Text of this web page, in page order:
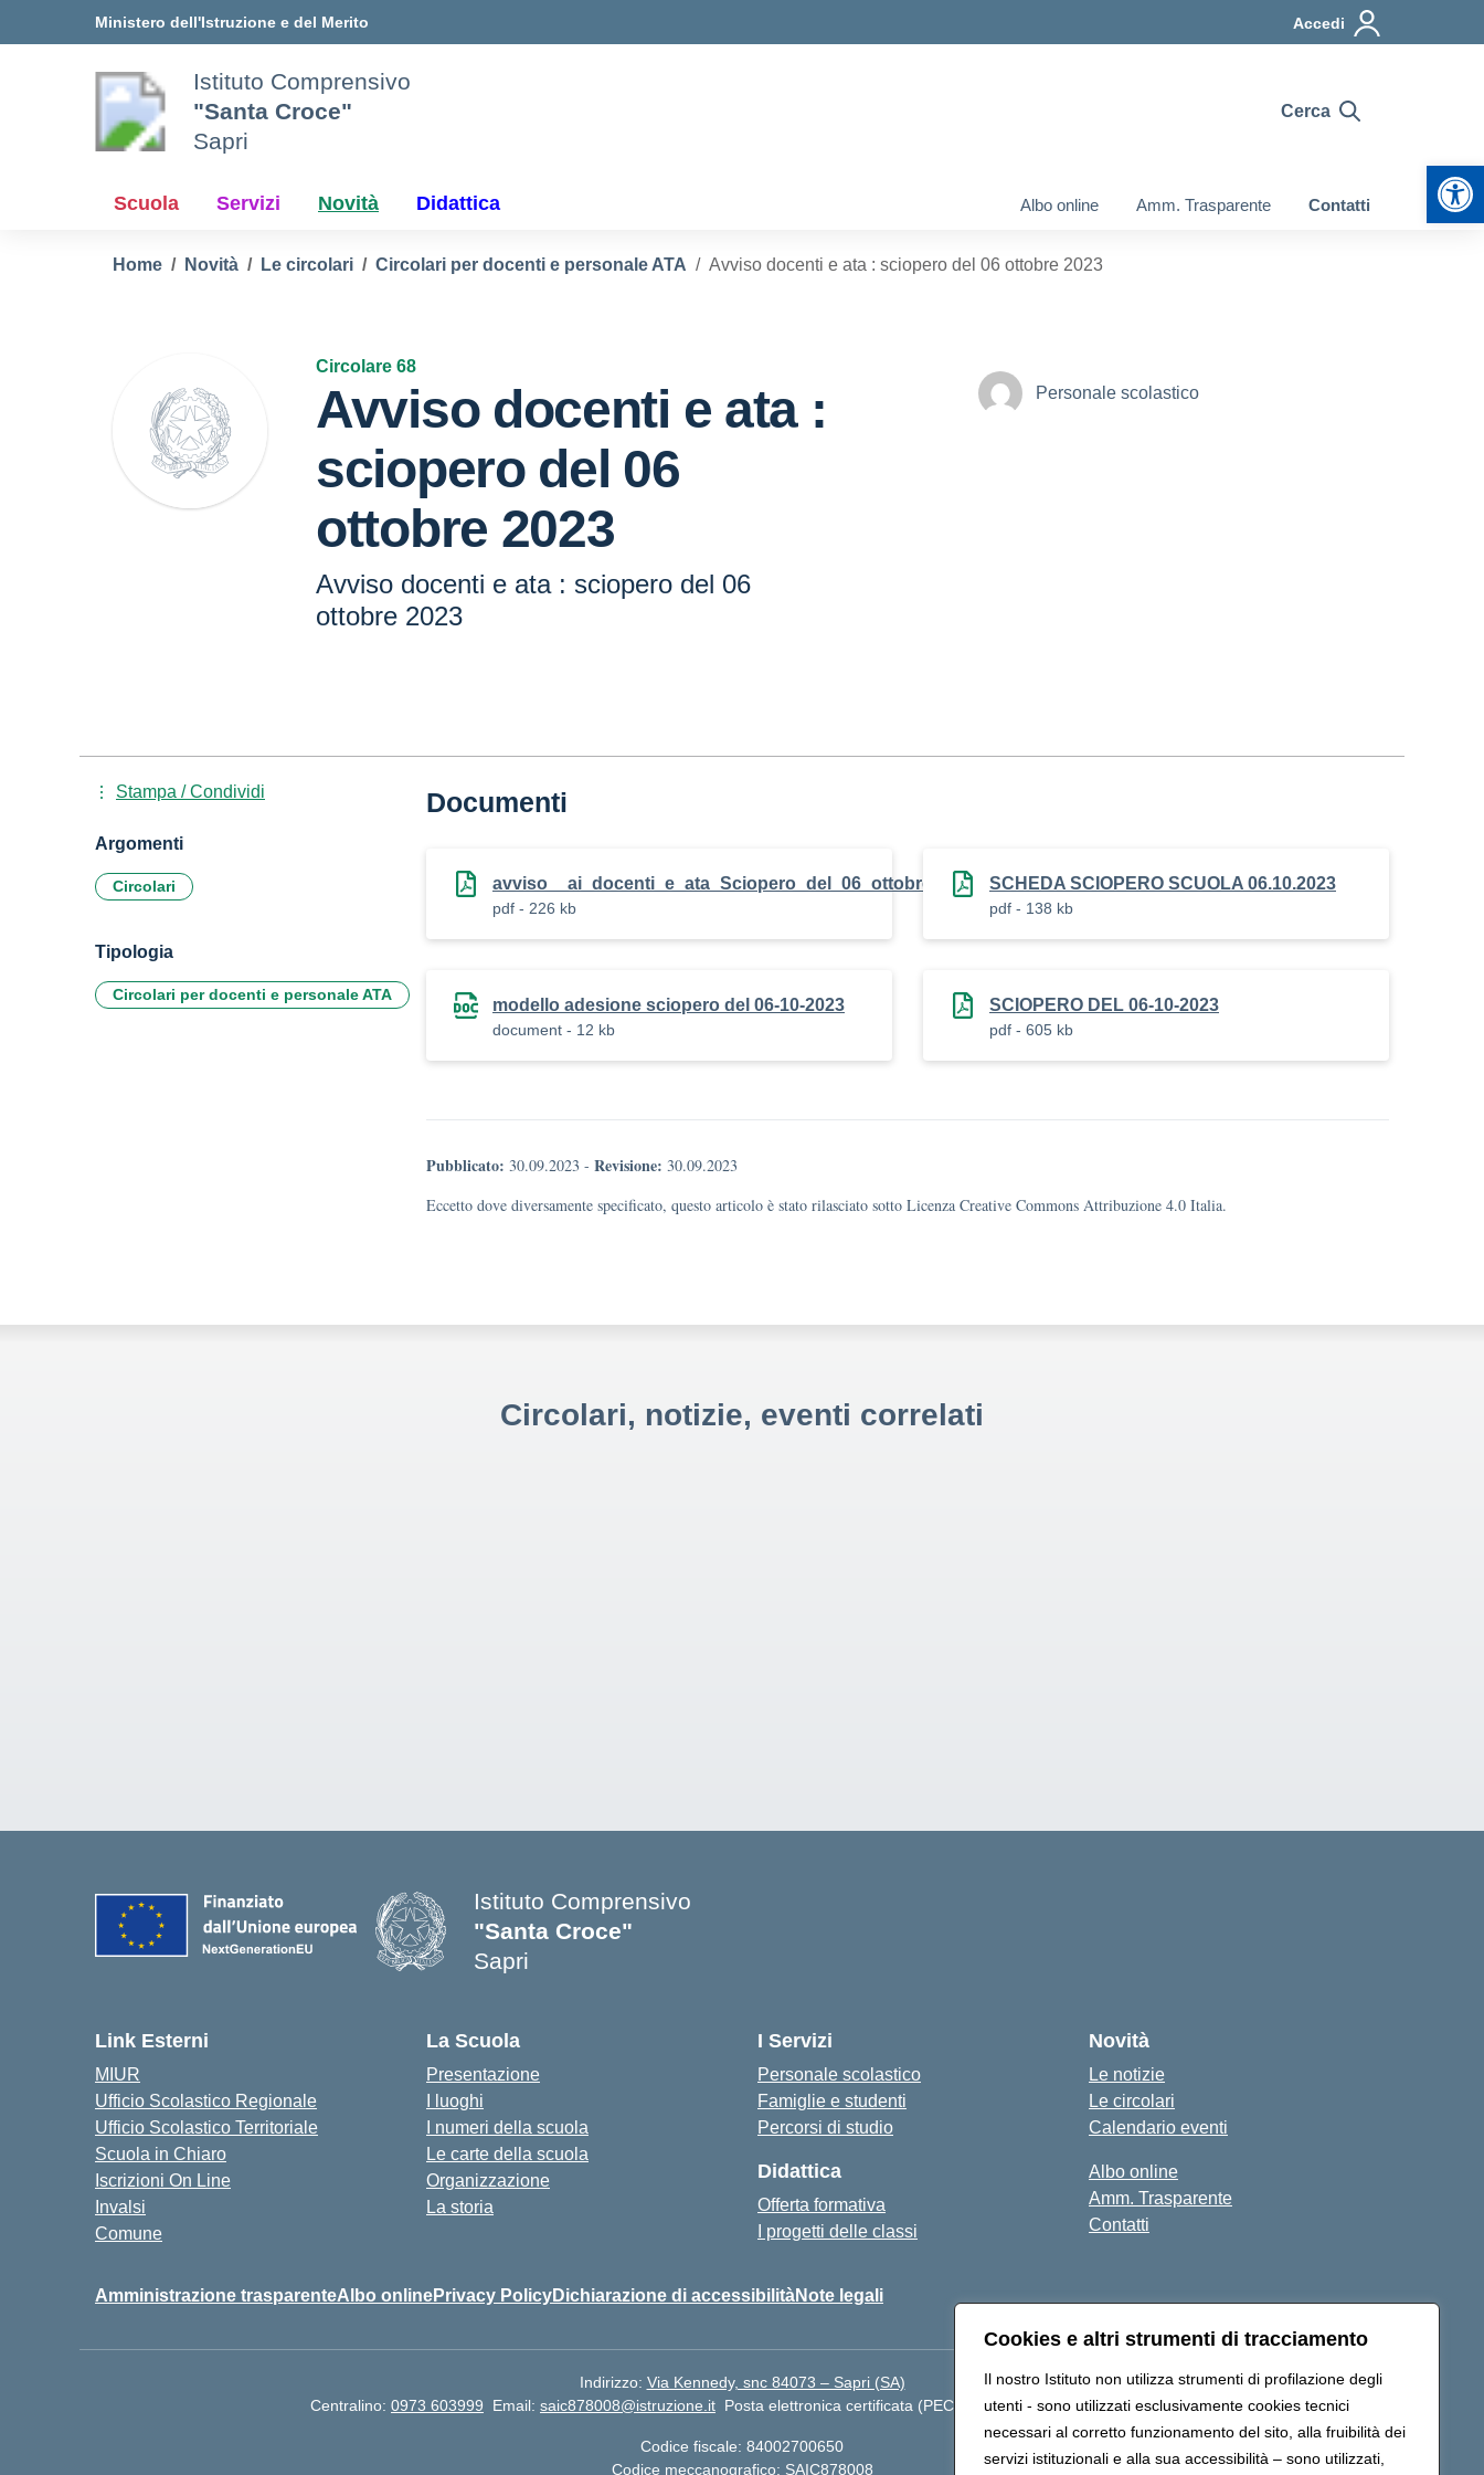
Cookies e altri strumenti di tracciamento
Il nostro Istituto non utilizza strumenti di profilazione degli
utenti - sono utilizzati esclusivamente cookies tecnici
necessari al corretto funzionamento del sito, alla fruibilità dei
servizi istituzionali e alla sua accessibilità – sono utilizzati,
Ministero dell'Istruzione e del Merito Accedi
Istituto Comprensivo
"Santa Croce"
Sapri
Cerca
Scuola Servizi Novità Didattica Albo online Amm. Trasparente Contatti
Home Novità Le circolari Circolari per docenti e personale ATA Avviso docenti e ata : sciopero del 06 ottobre 2023
Circolare 68
Avviso docenti e ata :
sciopero del 06
ottobre 2023
Avviso docenti e ata : sciopero del 06
ottobre 2023
Personale scolastico
Documenti
avviso__ai_docenti_e_ata_Sciopero_del_06_ottobre_2023.pdf.pades
pdf - 226 kb
SCHEDA SCIOPERO SCUOLA 06.10.2023
pdf - 138 kb
modello adesione sciopero del 06-10-2023
document - 12 kb
SCIOPERO DEL 06-10-2023
pdf - 605 kb
Pubblicato: 30.09.2023 - Revisione: 30.09.2023
Eccetto dove diversamente specificato, questo articolo è stato rilasciato sotto Licenza Creative Commons Attribuzione 4.0 Italia.
Stampa / Condividi
Argomenti
Circolari
Tipologia
Circolari per docenti e personale ATA
Circolari, notizie, eventi correlati
Istituto Comprensivo
"Santa Croce"
Sapri
Link Esterni
MIUR
Ufficio Scolastico Regionale
Ufficio Scolastico Territoriale
Scuola in Chiaro
Iscrizioni On Line
Invalsi
Comune
La Scuola
Presentazione
I luoghi
I numeri della scuola
Le carte della scuola
Organizzazione
La storia
I Servizi
Personale scolastico
Famiglie e studenti
Percorsi di studio
Didattica
Offerta formativa
I progetti delle classi
Novità
Le notizie
Le circolari
Calendario eventi
Albo online
Amm. Trasparente
Contatti
Amministrazione trasparenteAlbo onlinePrivacy PolicyDichiarazione di accessibilitàNote legali
Indirizzo: Via Kennedy, snc 84073 – Sapri (SA)
Centralino: 0973 603999 Email: saic878008@istruzione.it Posta elettronica certificata (PEC): saic878008@pec.istruzione.it
Codice fiscale: 84002700650
Codice meccanografico: SAIC878008